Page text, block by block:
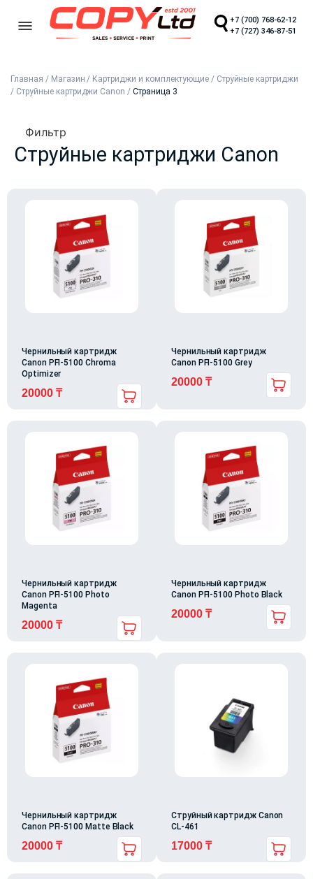
+7 (700) 768-62-12
+7 (727) 346-87-51
Главная / Магазин / Картриджи и комплектующие/ Струйные картриджи
/ Струйные картриджи Canon /Страница 3
Фильтр
Струйные картриджи Canon
Чернильный картридж
Canon PFI-5100 Chroma
Optimizer
20000 ₸
Чернильный картридж
Canon PFI-5100 Grey
20000 ₸
Чернильный картридж
Canon PFI-5100 Photo
Magenta
20000 ₸
Чернильный картридж
Canon PFI-5100 Photo Black
20000 ₸
Чернильный картридж
Canon PFI-5100 Matte Black
20000 ₸
Струйный картридж Canon
CL-461
17000 ₸